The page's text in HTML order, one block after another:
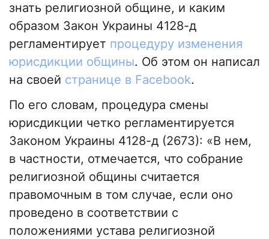
знать религиозной общине, и каким
образом Закон Украины 4128-д
регламентирует процедуру изменения
юрисдикции общины. Об этом он написал
на своей странице в Facebook.
По его словам, процедура смены
юрисдикции четко регламентируется
Законом Украины 4128-д (2673): «В нем,
в частности, отмечается, что собрание
религиозной общины считается
правомочным в том случае, если оно
проведено в соответствии с
положениями устава религиозной